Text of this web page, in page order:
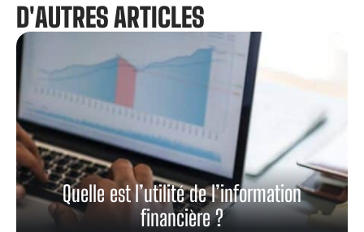
D'AUTRES ARTICLES
Quelle est l’utilité de l’information
financière ?